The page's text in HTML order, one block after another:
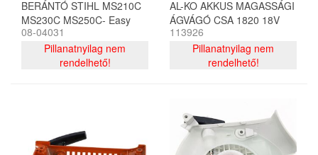
BERÁNTÓ STIHL MS210C
MS230C MS250C- Easy
start FARMERTEC
08-04031
Pillanatnyilag nem
rendelhető!
AL-KO AKKUS MAGASSÁGI
ÁGVÁGÓ CSA 1820 18V
113926
Pillanatnyilag nem
rendelhető!